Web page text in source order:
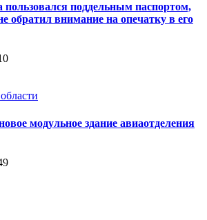
поддельным паспортом,
обратил внимание на опечатку в его
модульное здание авиаотделения